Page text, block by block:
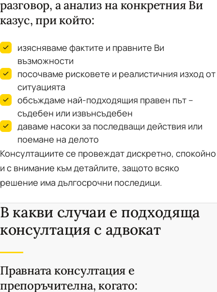
разговор, а анализ на конкретния Ви
казус, при който:
изясняваме фактите и правните Ви
възможности
посочваме рисковете и реалистичния изход от
ситуацията
обсъждаме най-подходящия правен път –
съдебен или извънсъдебен
даваме насоки за последващи действия или
поемане на делото
Консултациите се провеждат дискретно, спокойно
и с внимание към детайлите, защото всяко
решение има дългосрочни последици.
В какви случаи е подходяща
консултация с адвокат
Правната консултация е
препоръчителна, когато: